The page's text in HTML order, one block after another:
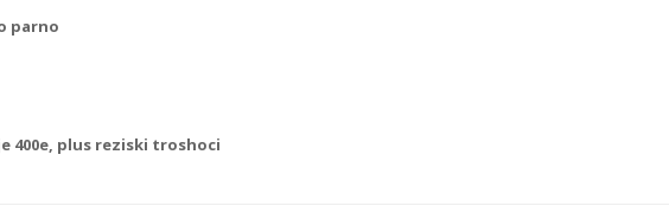
parno
400e, plus reziski troshoci